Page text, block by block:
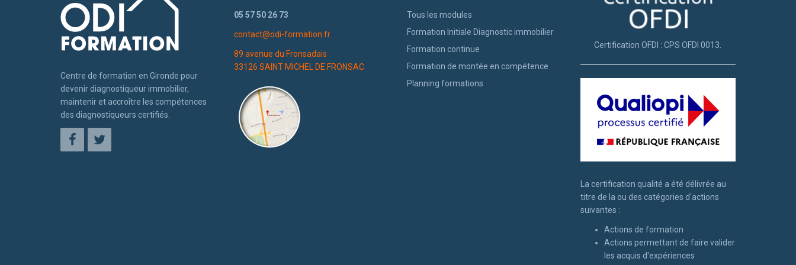
Centre de formation en Gironde pour
devenir diagnostiqueur immobilier,
maintenir et accroître les compétences
des diagnostiqueurs certifiés.
05 57 50 26 73
contact@odi-formation.fr
89 avenue du Fronsadais
33126 SAINT MICHEL DE FRONSAC
Tous les modules
Formation Initiale Diagnostic immobilier
Formation continue
Formation de montée en compétence
Planning formations
Certification OFDI : CPS OFDI 0013.
La certification qualité a été délivrée au
titre de la ou des catégories d'actions
suivantes :
Actions de formation
Actions permettant de faire valider
les acquis d'expériences